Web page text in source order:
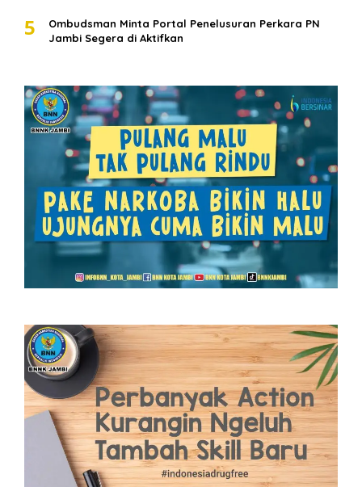
5
Ombudsman Minta Portal Penelusuran Perkara PN
Jambi Segera di Aktifkan